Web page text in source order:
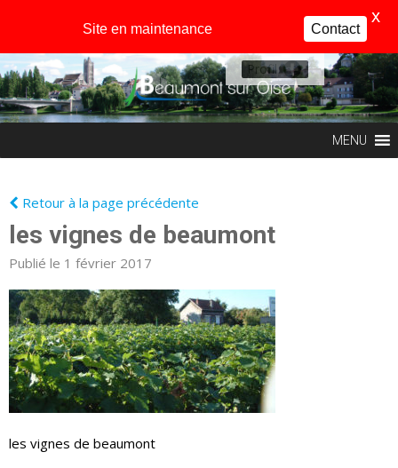
Profil
MENU
Retour à la page précédente
les vignes de beaumont
Publié le 1 février 2017
les vignes de beaumont
Site en maintenance Contact
X